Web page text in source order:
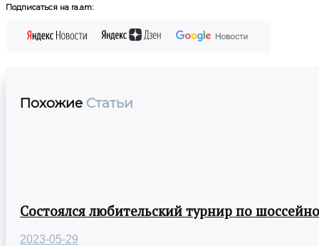
Подписаться на ra.am:
Похожие Статьи
Состоялся любительский турнир по
2023-05-29